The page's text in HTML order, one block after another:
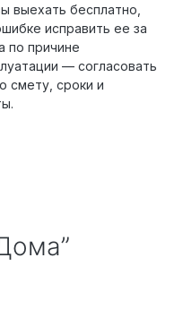
выехать бесплатно,
исправить ее за
по причине
— согласовать
смету, сроки и